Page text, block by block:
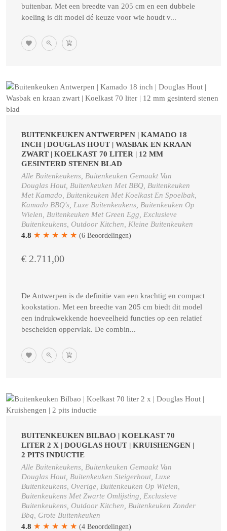
buitenbar. Met een breedte van 205 cm en een dubbele
koeling is dit model dé keuze voor wie houdt v...
BUITENKEUKEN ANTWERPEN | KAMADO 18
INCH | DOUGLAS HOUT | WASBAK EN KRAAN
ZWART | KOELKAST 70 LITER | 12 MM
GESINTERD STENEN BLAD
Alle Buitenkeukens, Buitenkeuken Gemaakt Van
Douglas Hout, Buitenkeuken Met BBQ, Buitenkeuken
Met Kamado, Buitenkeuken Met Koelkast En Spoelbak,
Kamado BBQ's, Luxe Buitenkeukens, Buitenkeuken Op
Wielen, Buitenkeuken Met Green Egg, Exclusieve
Buitenkeukens, Outdoor Kitchen, Kleine Buitenkeuken
4.8 ★ ★ ★ ★ ★ (6 Beoordelingen)
€ 2.711,00
De Antwerpen is de definitie van een krachtig en compact
kookstation. Met een breedte van 205 cm biedt dit model
een indrukwekkende hoeveelheid functies op een relatief
bescheiden oppervlak. De combin...
BUITENKEUKEN BILBAO | KOELKAST 70
LITER 2 X | DOUGLAS HOUT | KRUISHENGEN |
2 PITS INDUCTIE
Alle Buitenkeukens, Buitenkeuken Gemaakt Van
Douglas Hout, Buitenkeuken Steigerhout, Luxe
Buitenkeukens, Overige, Buitenkeuken Op Wielen,
Buitenkeukens Met Zwarte Omlijsting, Exclusieve
Buitenkeukens, Outdoor Kitchen, Buitenkeuken Zonder
Bbq, Grote Buitenkeuken
4.8 ★ ★ ★ ★ ★ (4 Beoordelingen)